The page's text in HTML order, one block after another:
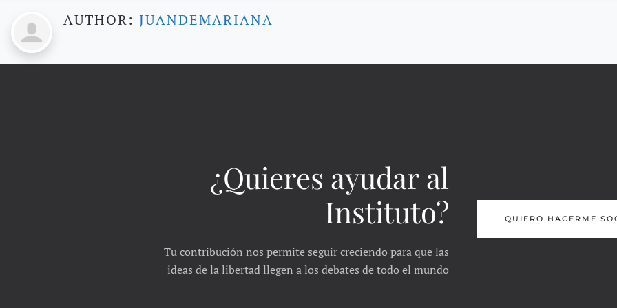
AUTHOR: JUANDEMARIANA
¿Quieres ayudar al
Instituto?
Tu contribución nos permite seguir creciendo para que las
ideas de la libertad llegen a los debates de todo el mundo
QUIERO HACERME